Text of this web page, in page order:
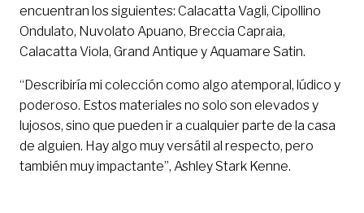
encuentran los siguientes: Calacatta Vagli, Cipollino
Ondulato, Nuvolato Apuano, Breccia Capraia,
Calacatta Viola, Grand Antique y Aquamare Satin.
“Describiría mi colección como algo atemporal, lúdico y
poderoso. Estos materiales no solo son elevados y
lujosos, sino que pueden ir a cualquier parte de la casa
de alguien. Hay algo muy versátil al respecto, pero
también muy impactante”, Ashley Stark Kenne.